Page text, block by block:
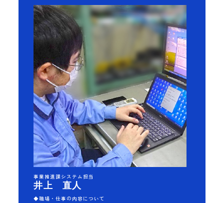
事業推進課システム担当
井上 直人
◆職場・仕事の内容について